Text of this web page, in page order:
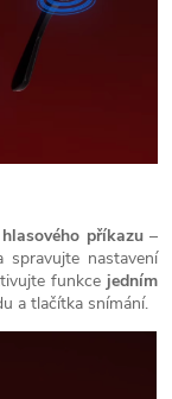
hlasového příkazu–
spravujte nastavení
funkce jedním
a tlačítka snímání.